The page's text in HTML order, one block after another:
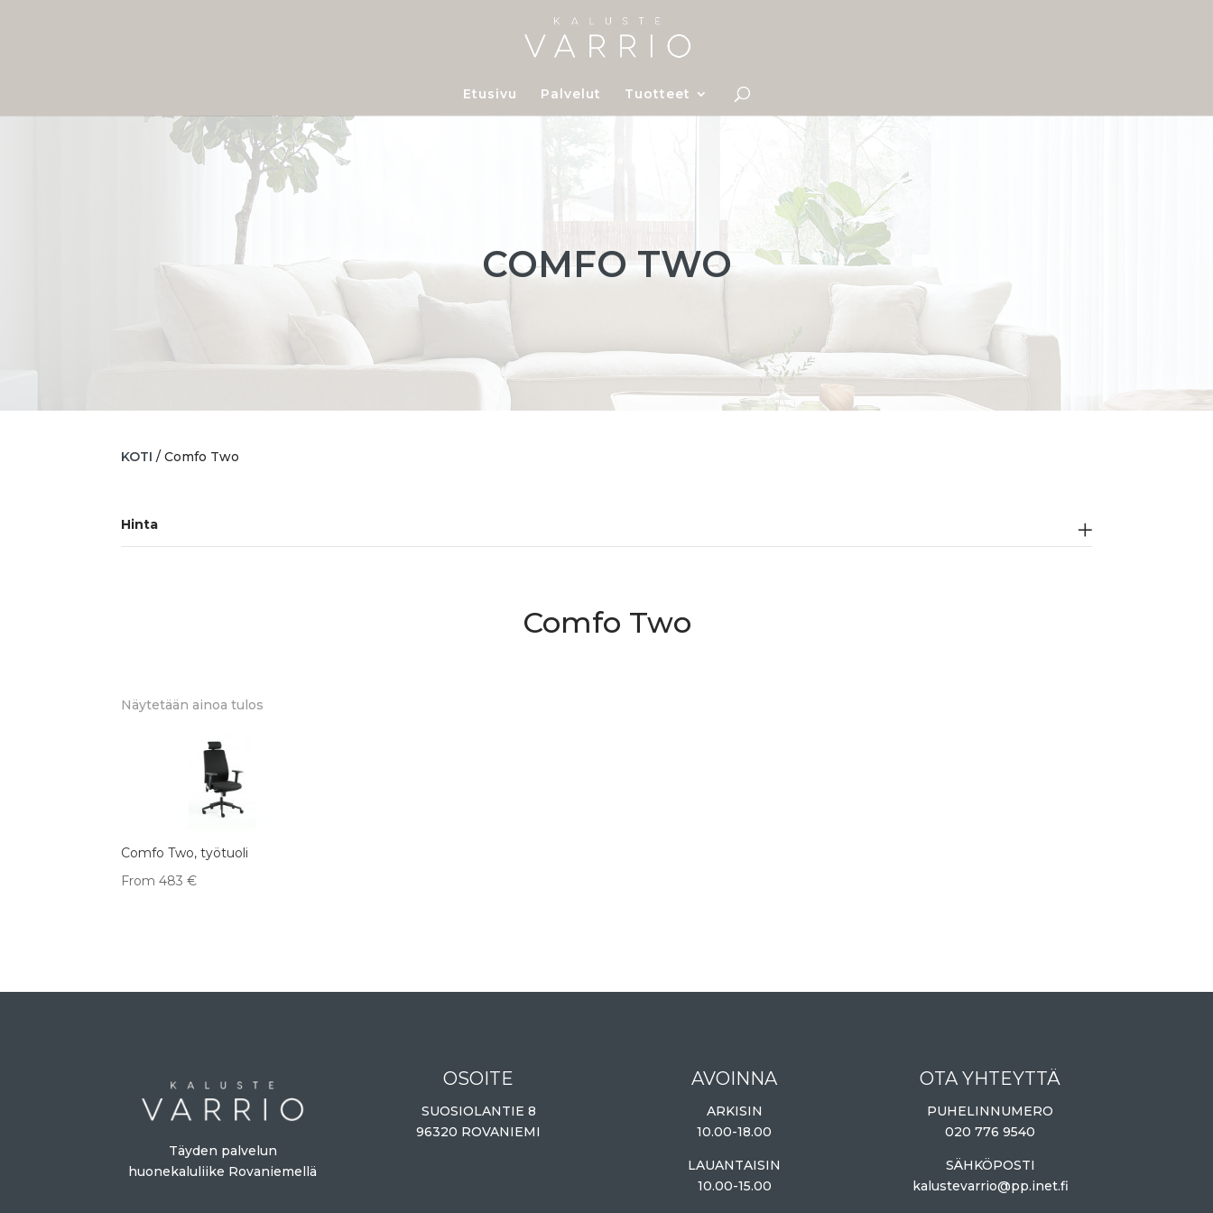
Etusivu Palvelut Tuotteet
COMFO TWO
KOTI / Comfo Two
Hinta
Comfo Two
Näytetään ainoa tulos
Comfo Two, työtuoli
From 483€
Täyden palvelun
huonekaluliike Rovaniemellä
OSOITE
SUOSIOLANTIE 8
96320 ROVANIEMI
AVOINNA
ARKISIN
10.00-18.00
LAUANTAISIN
10.00-15.00
OTA YHTEYTTÄ
PUHELINNUMERO
020 776 9540
SÄHKÖPOSTI
kalustevarrio@pp.inet.fi